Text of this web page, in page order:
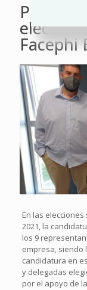
Pleno de
Facephi
En las
2021, la
los 9
empresa,
candidatura en
y delegadas
por el apoyo de